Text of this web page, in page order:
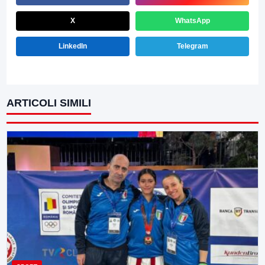
X WhatsApp
LinkedIn Telegram
ARTICOLI SIMILI